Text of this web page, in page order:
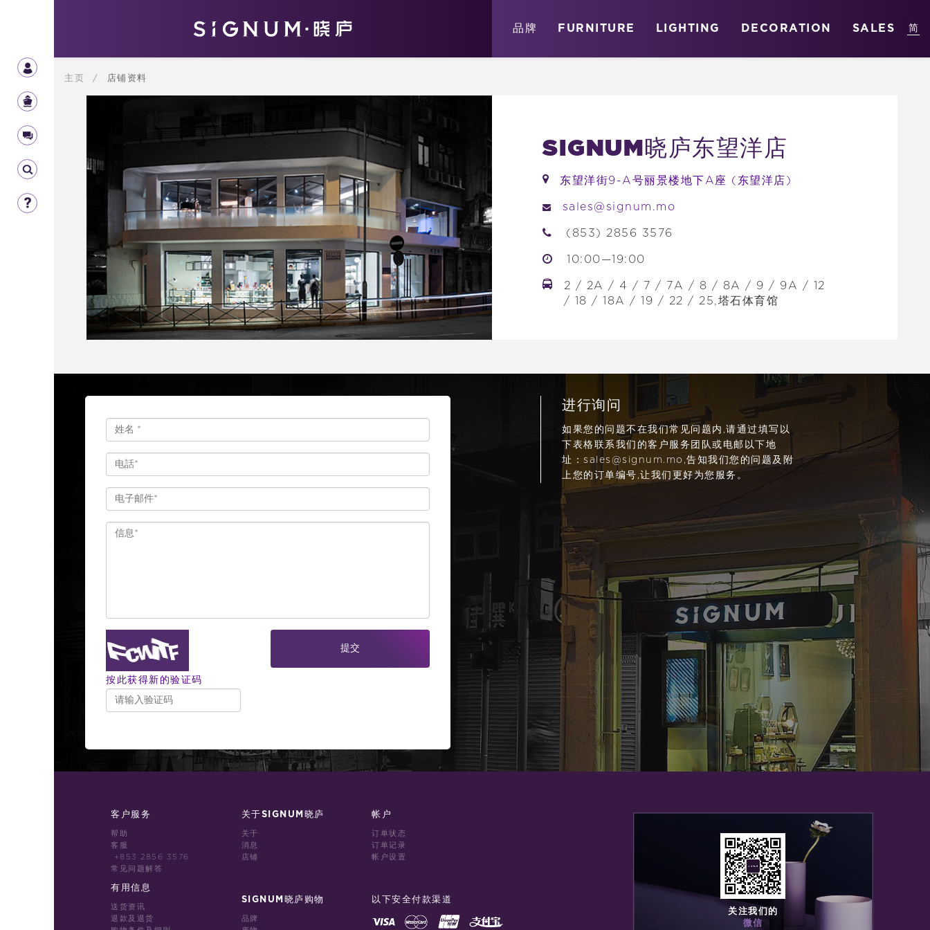
品牌 FURNITURE LIGHTING DECORATION SALES
主页 / 店铺资料
SIGNUM晓庐东望洋店
东望洋街9-A号丽景楼地下A座 (东望洋店)
sales@signum.mo
(853) 2856 3576
10:00—19:00
2 / 2A / 4 / 7 / 7A / 8 / 8A / 9 / 9A / 12
/ 18 / 18A / 19 / 22 / 25,塔石体育馆
进行询问
如果您的问题不在我们常见问题内,请通过填写以
下表格联系我们的客户服务团队或电邮以下地
址： sales@signum.mo ,告知我们您的问题及附
上您的订单编号,让我们更好为您服务。
提交
按此获得新的验证码
客户服务
帮助
客服
+853 2856 3576
常见问题解答
有用信息
送货资讯
退款及退货
关于SIGNUM晓庐
关于
消息
店铺
SIGNUM晓庐购物
品牌
帐户
订单状态
订单记录
帐户设置
以下安全付款渠道
关注我们的
微信